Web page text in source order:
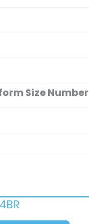
Size Number